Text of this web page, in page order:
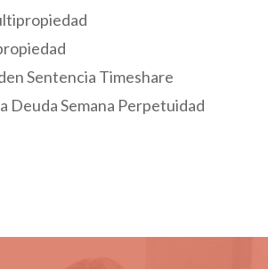
Sentencia Timeshare
Deuda Semana Perpetuidad